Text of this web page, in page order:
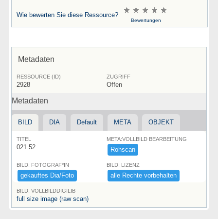
Wie bewerten Sie diese Ressource?
Bewertungen
Metadaten
RESSOURCE (ID)
2928
ZUGRIFF
Offen
Metadaten
BILD DIA Default META OBJEKT
TITEL
021.52
META:VOLLBILD BEARBEITUNG
Rohscan
BILD: FOTOGRAF*IN
gekauftes ​Dia/​Foto
BILD: LIZENZ
alle ​Rechte ​vorbehalten
BILD: VOLLBILDDIGILIB
full size image (raw scan)